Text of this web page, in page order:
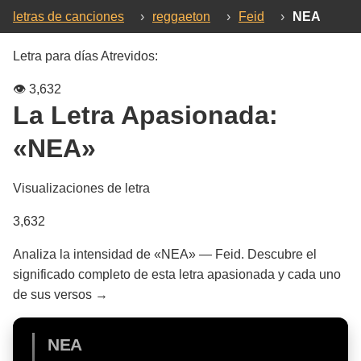
letras de canciones › reggaeton › Feid › NEA
Letra para días Atrevidos:
👁️ 3,632
La Letra Apasionada:
«NEA»
Visualizaciones de letra
3,632
Analiza la intensidad de «NEA» — Feid. Descubre el
significado completo de esta letra apasionada y cada uno
de sus versos →
NEA